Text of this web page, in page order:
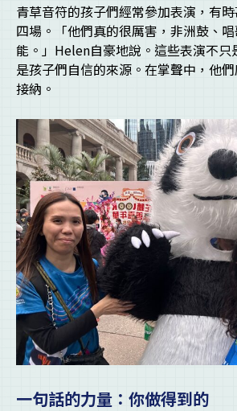
青草音符的孩子們經常參加表演，有
四場。「他們真的很厲害，非洲鼓、
能。」Helen自豪地說。這些表演不只
是孩子們自信的來源。在掌聲中，他
接納。
一句話的力量：你做得到的